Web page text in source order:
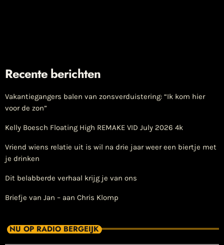
Recente berichten
Vakantiegangers balen van zonsverduistering: “Ik kom hier
voor de zon”
Kelly Boesch Floating High REMAKE VID July 2026 4k
Vriend wiens relatie uit is wil na drie jaar weer een biertje met
je drinken
Dit belabberde verhaal krijg je van ons
Briefje van Jan – aan Chris Klomp
NU OP RADIO BERGEIJK